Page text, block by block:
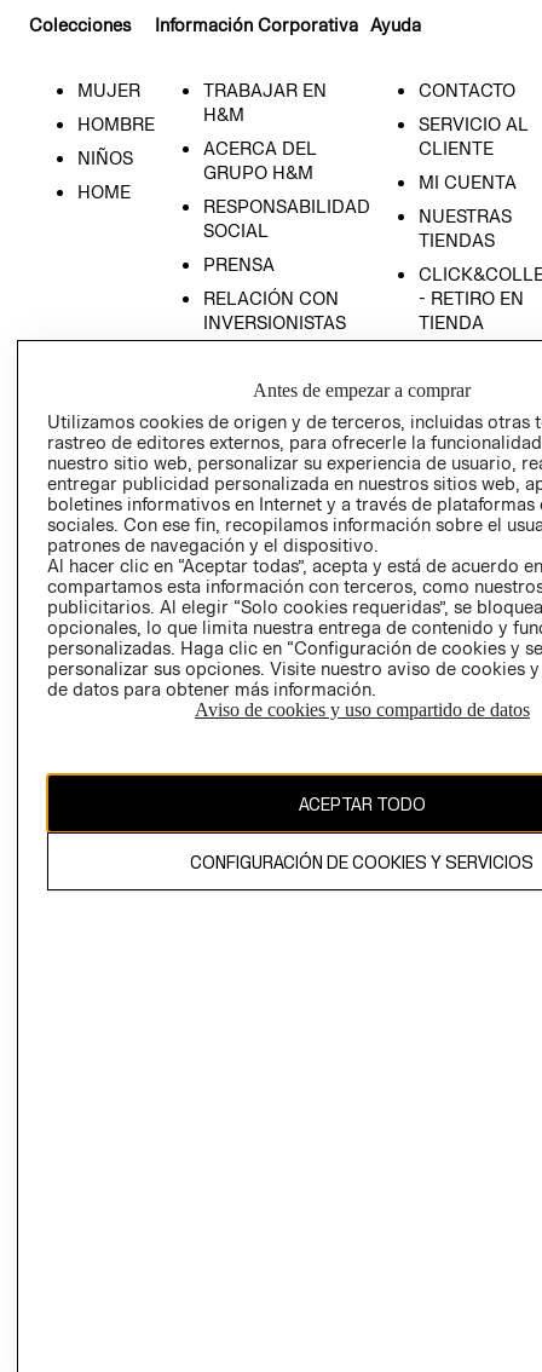
Colecciones
MUJER
HOMBRE
NIÑOS
HOME
Información Corporativa
TRABAJAR EN
H&M
ACERCA DEL
GRUPO H&M
RESPONSABILIDAD
SOCIAL
PRENSA
RELACIÓN CON
INVERSIONISTAS
EMPRESARIAL
Ayuda
CONTACTO
SERVICIO AL
CLIENTE
MI CUENTA
NUESTRAS
TIENDAS
- RETIRO EN
TIENDA
AVISO DE
PRIVACIDAD
GIFT CARD
AVISO DE
COOKIES
Uruguay ($U)
El contenido de esta página web está protegido por copyright y es
propiedad de H&M Hennes & Mauritz AB.
Antes de empezar a comprar
Utilizamos cookies de origen y de terceros, incluidas otras
rastreo de editores externos, para ofrecerle la
nuestro sitio web, personalizar su experiencia de usuario,
entregar publicidad personalizada en nuestros sitios web,
boletines informativos en Internet y a través de plataformas
sociales. Con ese fin, recopilamos información sobre el
patrones de navegación y el dispositivo.
Al hacer clic en “Aceptar todas”, acepta y está de acuerdo
compartamos esta información con terceros, como
publicitarios. Al elegir “Solo cookies requeridas”, se
opcionales, lo que limita nuestra entrega de contenido y
personalizadas. Haga clic en “Configuración de cookies y
personalizar sus opciones. Visite nuestro aviso de cookies
de datos para obtener más información.
Aviso de cookies y uso compartido de datos
ACEPTAR TODO
CONFIGURACIÓN DE COOKIES Y SERVICIOS